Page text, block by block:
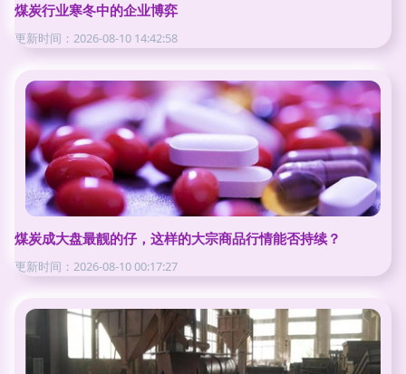
煤炭行业寒冬中的企业博弈
更新时间：2026-08-10 14:42:58
煤炭成大盘最靓的仔，这样的大宗商品行情能否持续？
更新时间：2026-08-10 00:17:27